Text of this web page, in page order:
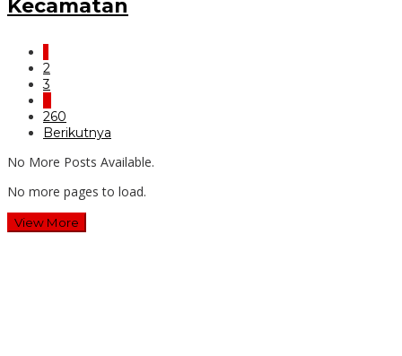
Kecamatan
2
3
260
Berikutnya
No More Posts Available.
No more pages to load.
View More